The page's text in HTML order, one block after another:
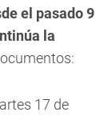
el pasado 9
la
17 de